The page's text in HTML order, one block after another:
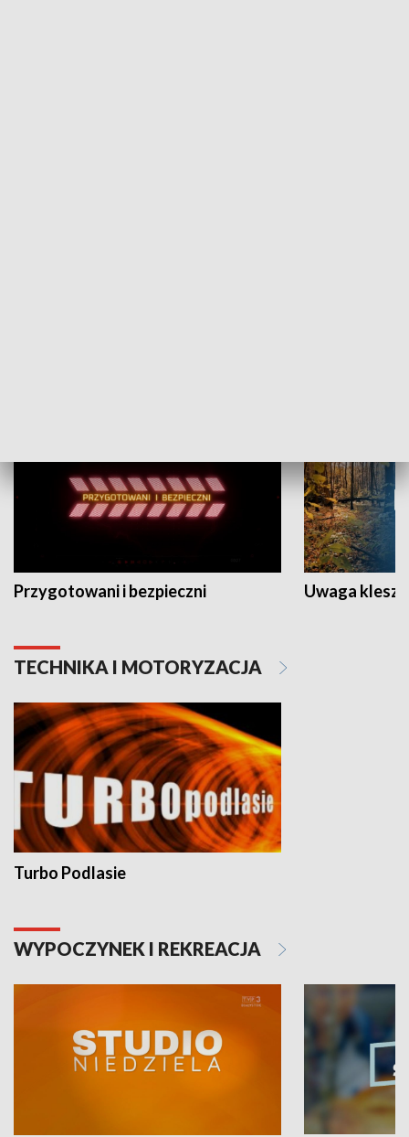
Przygotowani i bezpieczni Uwaga
TECHNIKA I MOTORYZACJA
Turbo Podlasie
WYPOCZYNEK I REKREACJA